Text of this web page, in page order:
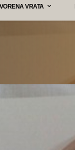
VRATA